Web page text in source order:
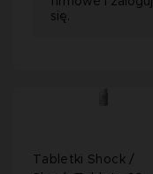
się.
Tabletki Shock /